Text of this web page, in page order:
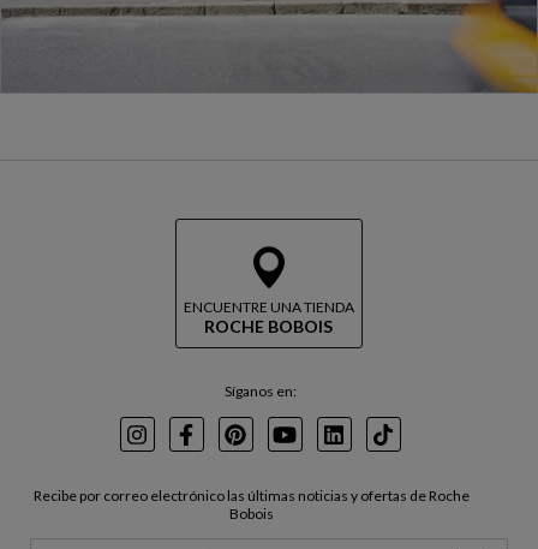
ENCUENTRE UNA TIENDA
ROCHE BOBOIS
Síganos en:
InstagramFacebookPinterest
YoutubeLinkedInTikTok
Recibe por correo electrónico las últimas noticias y ofertas de Roche
Bobois